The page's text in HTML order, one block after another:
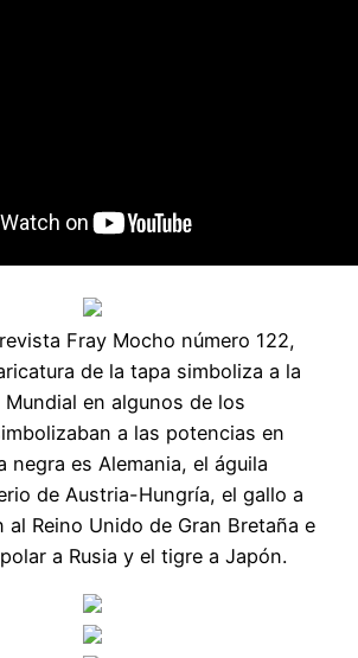
Fray Mocho número 122,
de la tapa simboliza a la
Mundial en algunos de los
a las potencias en
negra es Alemania, el águila
de Austria-Hungría, el gallo a
al Reino Unido de Gran Bretaña e
a Rusia y el tigre a Japón.